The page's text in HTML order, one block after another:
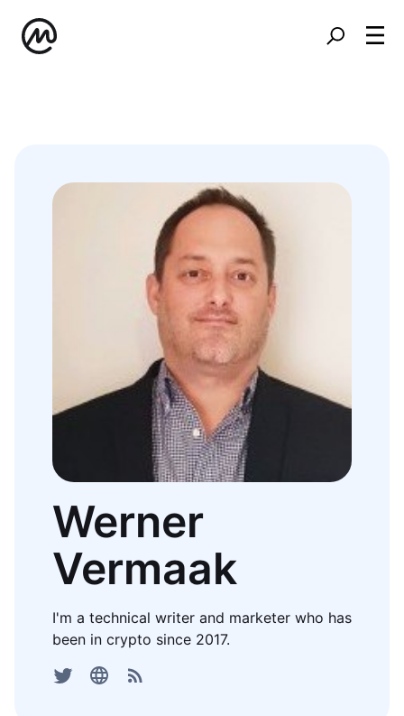
Werner
Vermaak
I'm a technical writer and marketer who has
been in crypto since 2017.